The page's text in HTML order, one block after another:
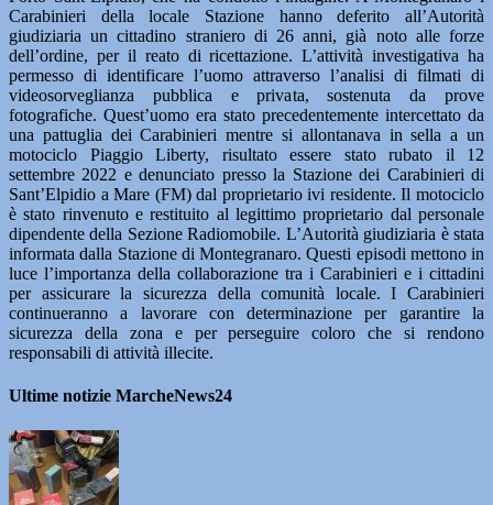
Carabinieri della locale Stazione hanno deferito all’Autorità
giudiziaria un cittadino straniero di 26 anni, già noto alle forze
dell’ordine, per il reato di ricettazione. L’attività investigativa ha
permesso di identificare l’uomo attraverso l’analisi di filmati di
videosorveglianza pubblica e privata, sostenuta da prove
fotografiche. Quest’uomo era stato precedentemente intercettato da
una pattuglia dei Carabinieri mentre si allontanava in sella a un
motociclo Piaggio Liberty, risultato essere stato rubato il 12
settembre 2022 e denunciato presso la Stazione dei Carabinieri di
Sant’Elpidio a Mare (FM) dal proprietario ivi residente. Il motociclo
è stato rinvenuto e restituito al legittimo proprietario dal personale
dipendente della Sezione Radiomobile. L’Autorità giudiziaria è stata
informata dalla Stazione di Montegranaro. Questi episodi mettono in
luce l’importanza della collaborazione tra i Carabinieri e i cittadini
per assicurare la sicurezza della comunità locale. I Carabinieri
continueranno a lavorare con determinazione per garantire la
sicurezza della zona e per perseguire coloro che si rendono
responsabili di attività illecite.
Ultime notizie MarcheNews24